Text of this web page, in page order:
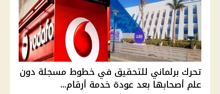
تحرك برلماني للتحقيق في خطوط مسجلة دون
علم أصحابها بعد عودة خدمة أرقام...